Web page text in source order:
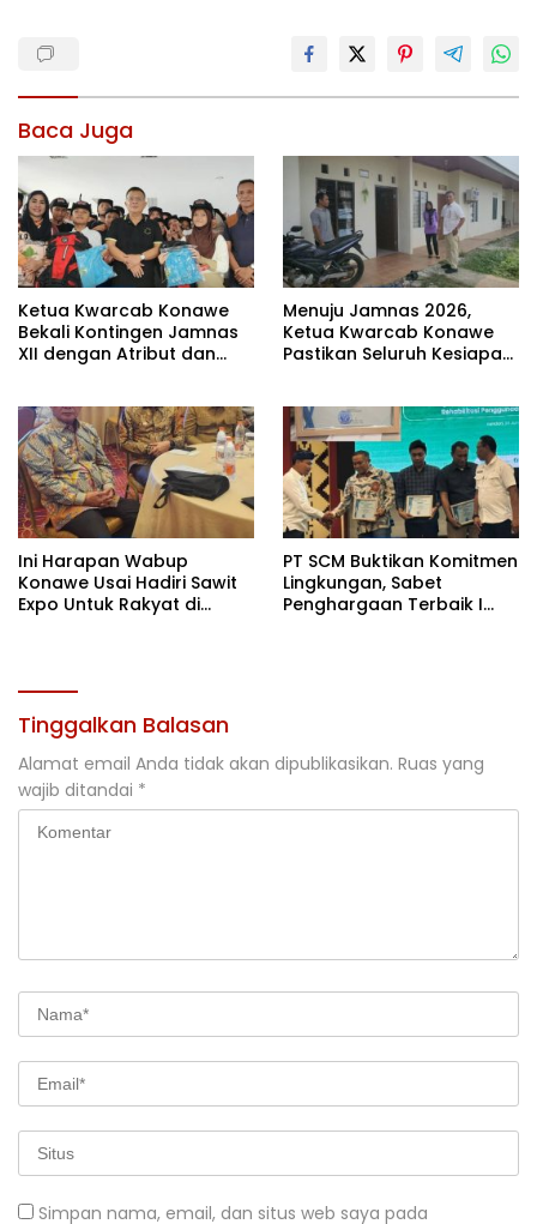
Baca Juga
Ketua Kwarcab Konawe
Bekali Kontingen Jamnas
XII dengan Atribut dan
Menuju Jamnas 2026,
Ketua Kwarcab Konawe
Pastikan Seluruh Kesiapan
Ini Harapan Wabup
Konawe Usai Hadiri Sawit
Expo Untuk Rakyat di
PT SCM Buktikan Komitmen
Lingkungan, Sabet
Penghargaan Terbaik I
Tinggalkan Balasan
Alamat email Anda tidak akan dipublikasikan. Ruas yang
wajib ditandai *
Simpan nama, email, dan situs web saya pada